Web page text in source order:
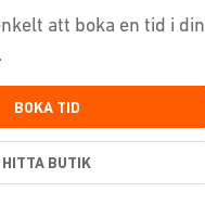
att boka en tid i din
BOKA TID
HITTA BUTIK